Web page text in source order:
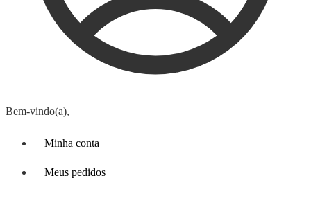
Bem-vindo(a),
Minha conta
Meus pedidos